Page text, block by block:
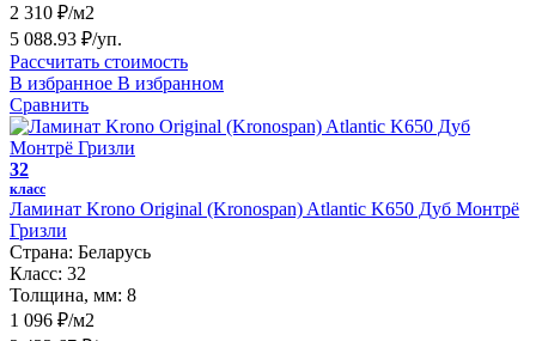
2 310 ₽/м2
5 088.93 ₽/уп.
Рассчитать стоимость
В избранное В избранном
Сравнить
32
класс
Ламинат Krono Original (Kronospan) Atlantic K650 Дуб Монтрё
Гризли
Страна: Беларусь
Класс: 32
Толщина, мм: 8
1 096 ₽/м2